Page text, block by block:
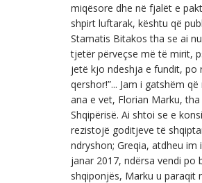
miqësore dhe në fjalët e
shpirt luftarak, kështu që
Stamatis Bitakos tha se ai
tjetër përveçse më të mirit,
jetë kjo ndeshja e fundit, po
qershor!”... Jam i gatshëm
ana e vet, Florian Marku,
Shqipërisë. Ai shtoi se e
rezistojë goditjeve të
ndryshon; Greqia, atdheu
janar 2017, ndërsa vendi po
shqiponjës, Marku u paraqit